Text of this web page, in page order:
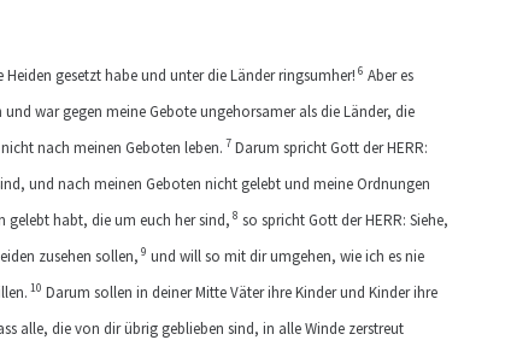
gesetzt habe und unter die Länder ringsumher! 6 Aber es
war gegen meine Gebote ungehorsamer als die Länder, die
nach meinen Geboten leben. 7 Darum spricht Gott der HERR:
und nach meinen Geboten nicht gelebt und meine Ordnungen
gelebt habt, die um euch her sind, 8 so spricht Gott der HERR: Siehe,
zusehen sollen, 9 und will so mit dir umgehen, wie ich es nie
10 Darum sollen in deiner Mitte Väter ihre Kinder und Kinder ihre
alle, die von dir übrig geblieben sind, in alle Winde zerstreut